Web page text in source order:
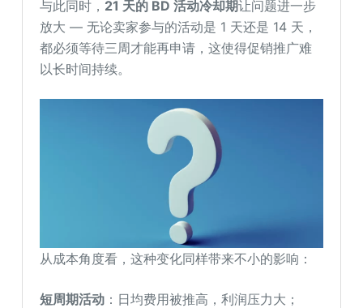
与此同时， 21 天的 BD 活动冷却期让问题进一步
放大 — 无论卖家参与的活动是 1 天还是 14 天，
都必须等待三周才能再申请，这使得促销推广难
以长时间持续。
从成本角度看，这种变化同样带来不小的影响：
短周期活动 ：日均费用被推高，利润压力大；